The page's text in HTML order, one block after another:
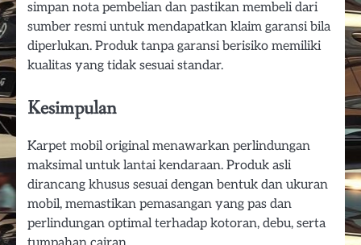
simpan nota pembelian dan pastikan membeli dari
sumber resmi untuk mendapatkan klaim garansi bila
diperlukan. Produk tanpa garansi berisiko memiliki
kualitas yang tidak sesuai standar.
Kesimpulan
Karpet mobil original menawarkan perlindungan
maksimal untuk lantai kendaraan. Produk asli
dirancang khusus sesuai dengan bentuk dan ukuran
mobil, memastikan pemasangan yang pas dan
perlindungan optimal terhadap kotoran, debu, serta